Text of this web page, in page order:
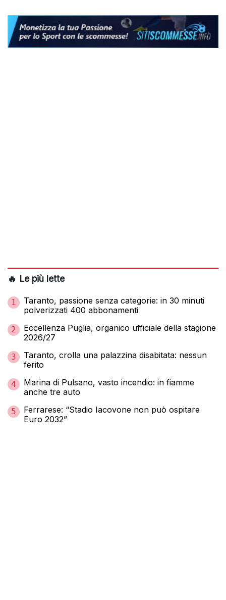
🔥 Le più lette
1
Taranto, passione senza categorie: in 30 minuti
polverizzati 400 abbonamenti
2
Eccellenza Puglia, organico ufficiale della stagione
2026/27
3
Taranto, crolla una palazzina disabitata: nessun
ferito
4
Marina di Pulsano, vasto incendio: in fiamme
anche tre auto
5
Ferrarese: “Stadio Iacovone non può ospitare
Euro 2032”